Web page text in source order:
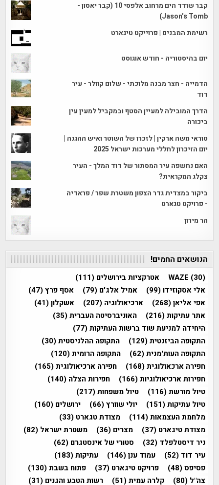
קבר שודד הים מרחוב אלפסי 10 (קבר יאסון -
Jason’s Tomb)
רשימת המבנים | פרוייקט טיגארט
יום בהיסטוריה - חודש אוגוסט
הדמייה - חצר מבנה מלוכתי - שלום קוולר - עיר
דוד
הדרך המובילה למעיין הסטף ובמקביל למעין עין
ביכורה
טוראי משה ארקין | לזכרו של השוטר ואיש ההגנה |
יום הזיכרון לחללי מערכות ישראל 2025
האם נחשפה עיר המסתור של דוד המלך - העיר
צקלג המקראית?
ביקור במצדית גדר הצפון משטרת שפר / פראדיה
- פרויקט טגארט
הר מירון
הנושאים החמים!
WAZE (30) אטרקציות בירושלים (111)
אלי אסקוזידו(99) אמיל אלג'ם (79) אסף פרץ(47)
אפי אליאן(268) ארכיאולוגיה (207) אשקלון(41)
אתר עתיקות(216) האוניברסיטה העברית(35)
היחידה למניעת שוד ברשות העתיקות(77)
התקופה הביזנטית(129) התקופה ההלניסטית(30)
התקופה העות'מנית(62) התקופה הרומית(120)
חפירה ארכאולוגית(168) חפירה ארכיאולוגית(165)
חפירות ארכיאולוגיות(166) חפירות הצלה (140)
טיול מורשת(116) טיול משפחות(217)
טיול עתיקות(151) יולי שוורץ(66) ירושלים (160)
מלחמת העצמאות(114) מצודת טגארט (33)
מצודת טיגארט (37) מצרים (36) משטרת ישראל (82)
ניר דיסטלפלד (32) סטורי של אינסטגרם (62)
עיר דוד (52) עמוד ענן(146) עתיקות(183)
פסיפס(48) פרויקט טיגארט (37) פתוח בשבת(130)
צה"ל (80) קלרה עמית(51) רשות הטבע והגנים (31)